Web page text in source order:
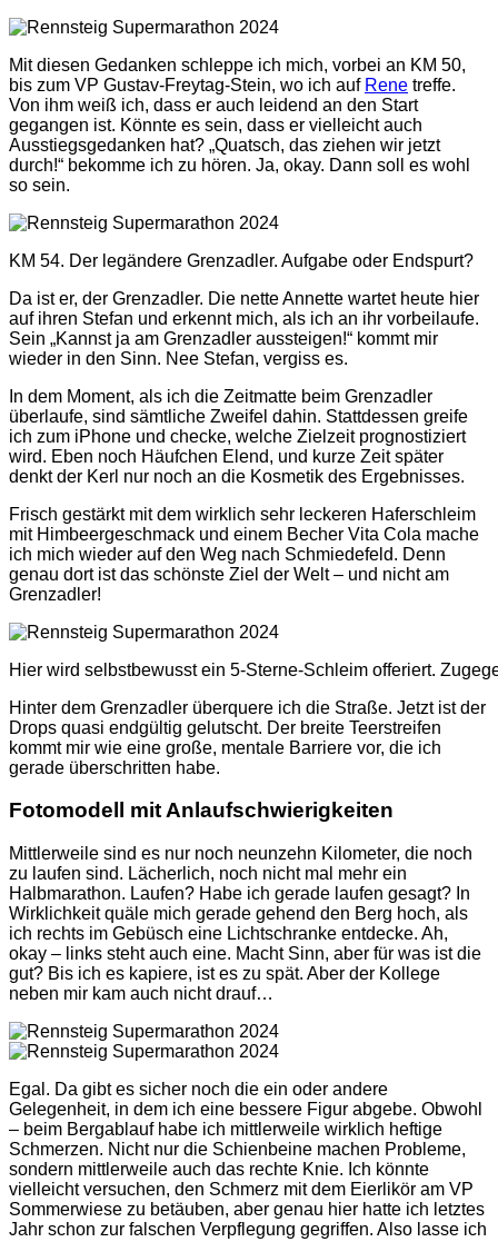
Mit diesen Gedanken schleppe ich mich, vorbei an KM 50,
bis zum VP Gustav-Freytag-Stein, wo ich auf Rene treffe.
Von ihm weiß ich, dass er auch leidend an den Start
gegangen ist. Könnte es sein, dass er vielleicht auch
Ausstiegsgedanken hat? „Quatsch, das ziehen wir jetzt
durch!“ bekomme ich zu hören. Ja, okay. Dann soll es wohl
so sein.
KM 54. Der legändere Grenzadler. Aufgabe oder Endspurt?
Da ist er, der Grenzadler. Die nette Annette wartet heute hier
auf ihren Stefan und erkennt mich, als ich an ihr vorbeilaufe.
Sein „Kannst ja am Grenzadler aussteigen!“ kommt mir
wieder in den Sinn. Nee Stefan, vergiss es.
In dem Moment, als ich die Zeitmatte beim Grenzadler
überlaufe, sind sämtliche Zweifel dahin. Stattdessen greife
ich zum iPhone und checke, welche Zielzeit prognostiziert
wird. Eben noch Häufchen Elend, und kurze Zeit später
denkt der Kerl nur noch an die Kosmetik des Ergebnisses.
Frisch gestärkt mit dem wirklich sehr leckeren Haferschleim
mit Himbeergeschmack und einem Becher Vita Cola mache
ich mich wieder auf den Weg nach Schmiedefeld. Denn
genau dort ist das schönste Ziel der Welt – und nicht am
Grenzadler!
Hier wird selbstbewusst ein 5-Sterne-Schleim offeriert.
Hinter dem Grenzadler überquere ich die Straße. Jetzt ist der
Drops quasi endgültig gelutscht. Der breite Teerstreifen
kommt mir wie eine große, mentale Barriere vor, die ich
gerade überschritten habe.
Fotomodell mit Anlaufschwierigkeiten
Mittlerweile sind es nur noch neunzehn Kilometer, die noch
zu laufen sind. Lächerlich, noch nicht mal mehr ein
Halbmarathon. Laufen? Habe ich gerade laufen gesagt? In
Wirklichkeit quäle mich gerade gehend den Berg hoch, als
ich rechts im Gebüsch eine Lichtschranke entdecke. Ah,
okay – links steht auch eine. Macht Sinn, aber für was ist die
gut? Bis ich es kapiere, ist es zu spät. Aber der Kollege
neben mir kam auch nicht drauf…
Egal. Da gibt es sicher noch die ein oder andere
Gelegenheit, in dem ich eine bessere Figur abgebe. Obwohl
– beim Bergablauf habe ich mittlerweile wirklich heftige
Schmerzen. Nicht nur die Schienbeine machen Probleme,
sondern mittlerweile auch das rechte Knie. Ich könnte
vielleicht versuchen, den Schmerz mit dem Eierlikör am VP
Sommerwiese zu betäuben, aber genau hier hatte ich letztes
Jahr schon zur falschen Verpflegung gegriffen. Also lasse ich